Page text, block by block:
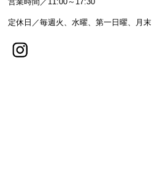
定休日／毎週火、水曜、第一日曜、月末